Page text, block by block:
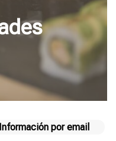
Información por email